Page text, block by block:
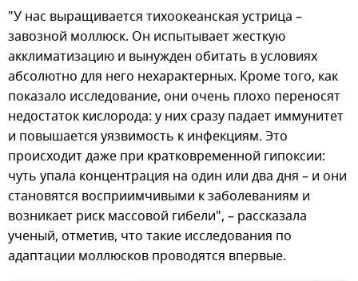
"У нас выращивается тихоокеанская устрица –
завозной моллюск. Он испытывает жесткую
акклиматизацию и вынужден обитать в условиях
абсолютно для него нехарактерных. Кроме того, как
показало исследование, они очень плохо переносят
недостаток кислорода: у них сразу падает иммунитет
и повышается уязвимость к инфекциям. Это
происходит даже при кратковременной гипоксии:
чуть упала концентрация на один или два дня – и они
становятся восприимчивыми к заболеваниям и
возникает риск массовой гибели", – рассказала
ученый, отметив, что такие исследования по
адаптации моллюсков проводятся впервые.